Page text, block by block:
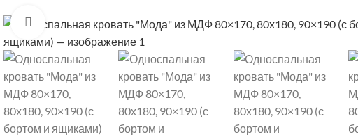
Нажмите, чтобы увеличить